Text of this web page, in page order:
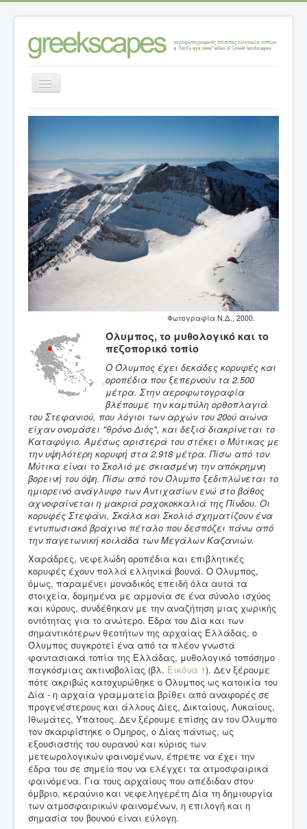
Εναλλαγή
πλοήγησης
Τοπία – θέσεις > Ν. ΠΙΕΡΙΑΣ >
Όλυμπος, το μυθολογικό και το πεζοπορικό τοπίο
Φωτογραφία Ν.Δ., 2000.
Όλυμπος, το μυθολογικό και το
πεζοπορικό τοπίο
Ο Όλυμπος έχει δεκάδες κορυφές και
οροπέδια που ξεπερνούν τα 2.500
μέτρα. Στην αεροφωτογραφία
βλέπουμε την καμπύλη ορθοπλαγιά
του Στεφανιού, που λόγιοι των αρχών του 20ού αιώνα
είχαν ονομάσει "θρόνο Διός", και δεξιά διακρίνεται το
Καταφύγιο. Αμέσως αριστερά του στέκει ο Μύτικας με
την υψηλότερη κορυφή στα 2.918 μέτρα. Πίσω από τον
Μύτικα είναι το Σκολιό με σκιασμένη την απόκρημνη
βορεινή του όψη. Πίσω από τον Όλυμπο ξεδιπλώνεται το
ημιορεινό ανάγλυφο των Αντιχασίων ενώ στο βάθος
αχνοφαίνεται η μακριά ραχοκοκκαλιά της Πίνδου. Οι
κορυφές Στεφάνι, Σκάλα και Σκολιό σχηματίζουν ένα
εντυπωσιακό βράχινο πέταλο που δεσπόζει πάνω από
την παγετωνική κοιλάδα των Μεγάλων Καζανιών.
Χαράδρες, νεφελώδη οροπέδια και επιβλητικές
κορυφές έχουν πολλά ελληνικά βουνά. Ο Όλυμπος,
όμως, παραμένει μοναδικός επειδή όλα αυτά τα
στοιχεία, δομημένα με αρμονία σε ένα σύνολο ισχύος
και κύρους, συνδέθηκαν με την αναζήτηση μιας χωρικής
οντότητας για το ανώτερο. Έδρα του Δία και των
σημαντικότερων θεοτήτων της αρχαίας Ελλάδας, ο
Όλυμπος συγκροτεί ένα από τα πλέον γνωστά
φαντασιακά τοπία της Ελλάδας, μυθολογικό τοπόσημο
παγκόσμιας ακτινοβολίας (βλ. Εικόνα 1). Δεν ξέρουμε
πότε ακριβώς κατοχυρώθηκε ο Όλυμπος ως κατοικία του
Δία - η αρχαία γραμματεία βρίθει από αναφορές σε
προγενέστερους και άλλους Δίες, Δικταίους, Λυκαίους,
Ιθωμάτες, Ύπατους. Δεν ξέρουμε επίσης αν τον Όλυμπο
τον σκαρφίστηκε ο Όμηρος, ο Δίας πάντως, ως
εξουσιαστής του ουρανού και κύριος των
μετεωρολογικών φαινομένων, έπρεπε να έχει την
έδρα του σε σημείο που να ελέγχει τα ατμοσφαιρικά
φαινόμενα. Για τους αρχαίους που απέδιδαν στον
όμβριο, κεραύνιο και νεφεληγερέτη Δία τη δημιουργία
των ατμοσφαιρικών φαινομένων, η επιλογή και η
σημασία του βουνού είναι εύλογη.